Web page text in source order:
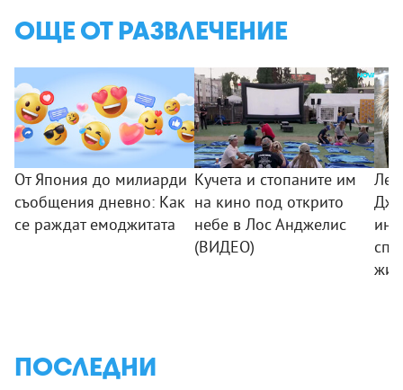
ОЩЕ ОТ РАЗВЛЕЧЕНИЕ
От Япония до милиарди
съобщения дневно: Как
се раждат емоджитата
Кучета и стопаните им
на кино под открито
небе в Лос Анджелис
(ВИДЕО)
ПОСЛЕДНИ